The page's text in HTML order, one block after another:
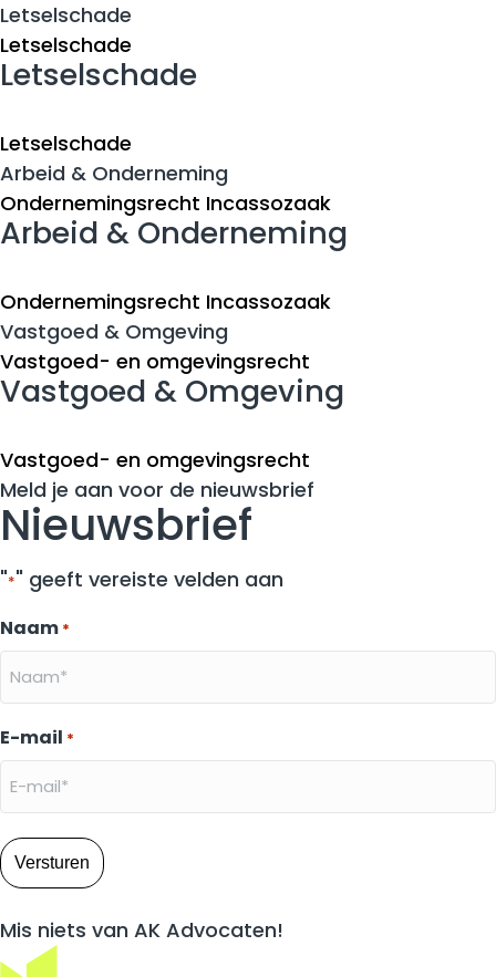
Letselschade
Letselschade
Letselschade
Letselschade
Arbeid & Onderneming
Ondernemingsrecht Incassozaak
Arbeid & Onderneming
Ondernemingsrecht Incassozaak
Vastgoed & Omgeving
Vastgoed- en omgevingsrecht
Vastgoed & Omgeving
Vastgoed- en omgevingsrecht
Meld je aan voor de nieuwsbrief
Nieuwsbrief
"*" geeft vereiste velden aan
Naam *
E-mail *
Mis niets van AK Advocaten!